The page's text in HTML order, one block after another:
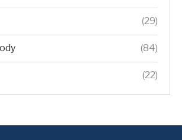
(29)
(84)
(22)